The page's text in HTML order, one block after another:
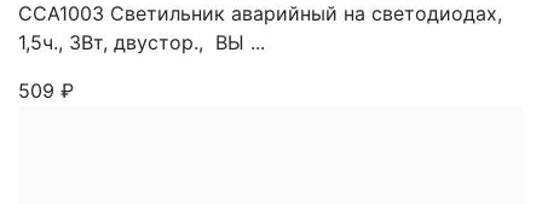
ССА1003 Светильник аварийный на светодиодах,
1,5ч., 3Вт, двустор., ВЫ ...
509 ₽